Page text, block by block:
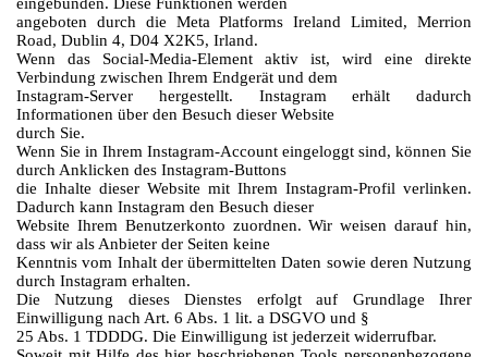
angeboten durch die Meta Platforms Ireland Limited, Merrion
Road, Dublin 4, D04 X2K5, Irland.
Wenn das Social-Media-Element aktiv ist, wird eine direkte
Verbindung zwischen Ihrem Endgerät und dem
Instagram-Server hergestellt. Instagram erhält dadurch
Informationen über den Besuch dieser Website
durch Sie.
Wenn Sie in Ihrem Instagram-Account eingeloggt sind, können Sie
durch Anklicken des Instagram-Buttons
die Inhalte dieser Website mit Ihrem Instagram-Profil verlinken.
Dadurch kann Instagram den Besuch dieser
Website Ihrem Benutzerkonto zuordnen. Wir weisen darauf hin,
dass wir als Anbieter der Seiten keine
Kenntnis vom Inhalt der übermittelten Daten sowie deren Nutzung
durch Instagram erhalten.
Die Nutzung dieses Dienstes erfolgt auf Grundlage Ihrer
Einwilligung nach Art. 6 Abs. 1 lit. a DSGVO und §
25 Abs. 1 TDDDG. Die Einwilligung ist jederzeit widerrufbar.